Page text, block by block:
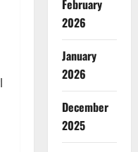
February
2026
January
2026
December
2025